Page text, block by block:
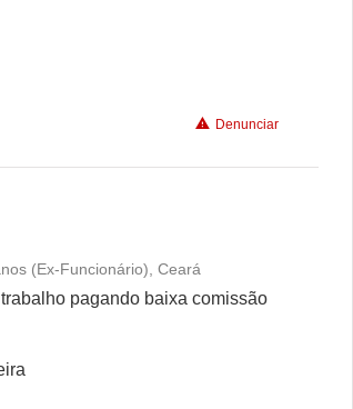
Denunciar
a vida familiar
(Ex-Funcionário), Ceará
pagando baixa comissão